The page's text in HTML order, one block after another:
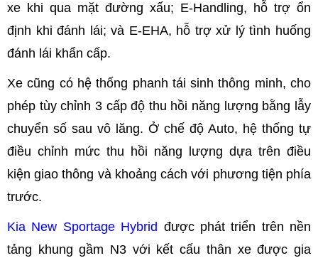
xe khi qua mặt đường xấu; E-Handling, hỗ trợ ổn
định khi đánh lái; và E-EHA, hỗ trợ xử lý tình huống
đánh lái khẩn cấp.
Xe cũng có hệ thống phanh tái sinh thông minh, cho
phép tùy chỉnh 3 cấp độ thu hồi năng lượng bằng lẫy
chuyển số sau vô lăng. Ở chế độ Auto, hệ thống tự
điều chỉnh mức thu hồi năng lượng dựa trên điều
kiện giao thông và khoảng cách với phương tiện phía
trước.
Kia New Sportage Hybrid được phát triển trên nền
tảng khung gầm N3 với kết cấu thân xe được gia